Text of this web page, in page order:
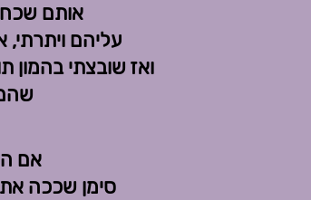
אם
סימן שככה
אותם
עליהם ויתרתי,
ואז שובצתי בהמון